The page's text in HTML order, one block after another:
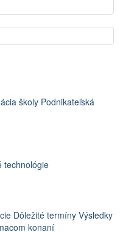
školy Podnikateľská
technológie
Dôležité termíny Výsledky
konaní